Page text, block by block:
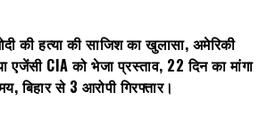
की हत्या की साजिश का खुलासा, अमेरिकी
एजेंसी CIA को भेजा प्रस्ताव, 22 दिन का मांगा
बिहार से 3 आरोपी गिरफ्तार।